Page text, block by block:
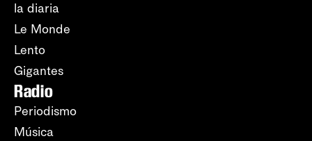
la diaria
Le Monde
Lento
Gigantes
Radio
Periodismo
Música